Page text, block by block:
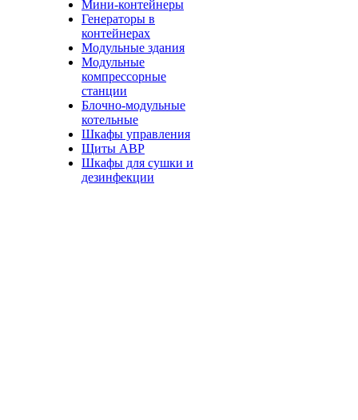
Мини-контейнеры
Генераторы в
контейнерах
Модульные здания
Модульные
компрессорные
станции
Блочно-модульные
котельные
Шкафы управления
Щиты АВР
Шкафы для сушки и
дезинфекции